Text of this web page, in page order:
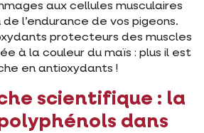
aux cellules musculaires
l’endurance de vos pigeons.
protecteurs des muscles
à la couleur du maïs : plus il est
en antioxydants !
scientifique : la
dans